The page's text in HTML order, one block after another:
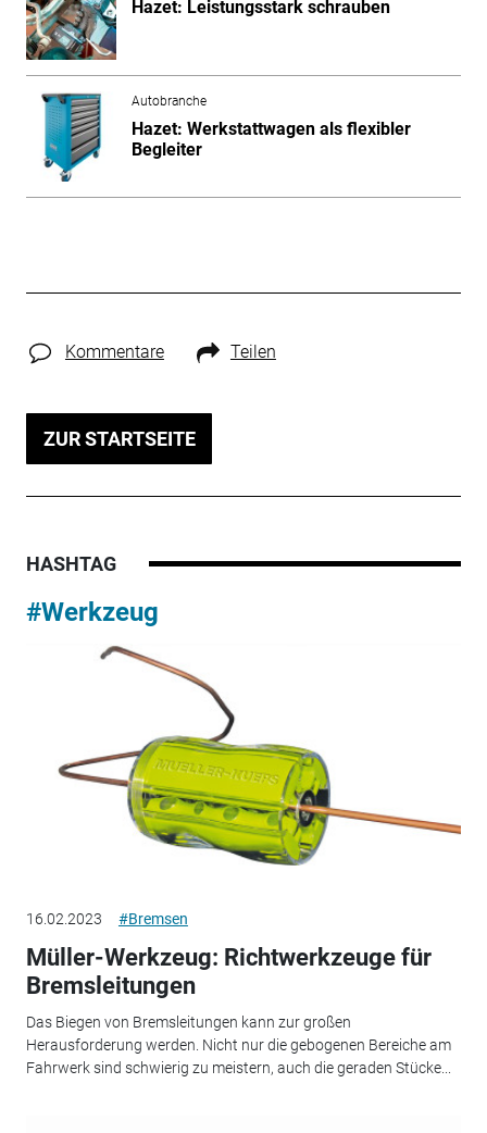
Hazet: Leistungsstark schrauben
Autobranche
Hazet: Werkstattwagen als flexibler
Begleiter
Kommentare Teilen
ZUR STARTSEITE
HASHTAG
#Werkzeug
16.02.2023 #Bremsen
Müller-Werkzeug: Richtwerkzeuge für
Bremsleitungen
Das Biegen von Bremsleitungen kann zur großen
Herausforderung werden. Nicht nur die gebogenen Bereiche am
Fahrwerk sind schwierig zu meistern, auch die geraden Stücke...